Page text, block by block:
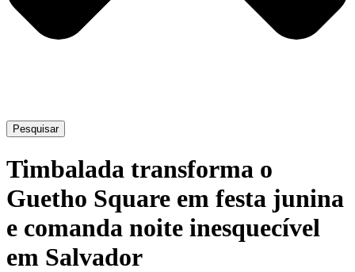
Pesquisar
Timbalada transforma o
Guetho Square em festa junina
e comanda noite inesquecível
em Salvador